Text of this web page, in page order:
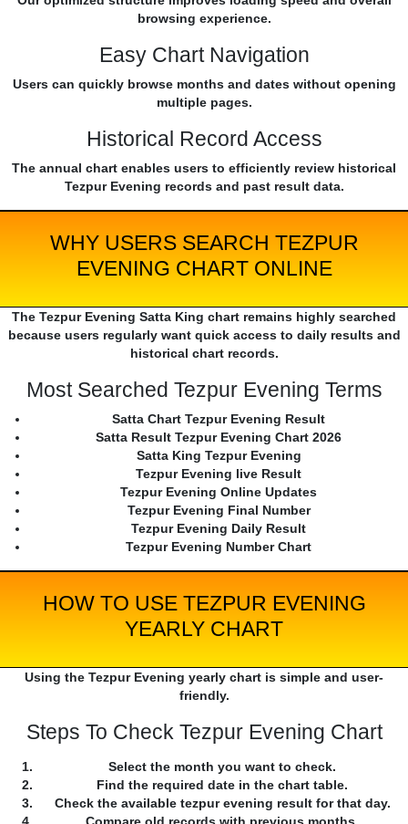
browsing experience.
Easy Chart Navigation
Users can quickly browse months and dates without opening
multiple pages.
Historical Record Access
The annual chart enables users to efficiently review historical
Tezpur Evening records and past result data.
WHY USERS SEARCH TEZPUR
EVENING CHART ONLINE
The Tezpur Evening Satta King chart remains highly searched
because users regularly want quick access to daily results and
historical chart records.
Most Searched Tezpur Evening Terms
Satta Chart Tezpur Evening Result
Satta Result Tezpur Evening Chart 2026
Satta King Tezpur Evening
Tezpur Evening live Result
Tezpur Evening Online Updates
Tezpur Evening Final Number
Tezpur Evening Daily Result
Tezpur Evening Number Chart
HOW TO USE TEZPUR EVENING
YEARLY CHART
Using the Tezpur Evening yearly chart is simple and user-
friendly.
Steps To Check Tezpur Evening Chart
Select the month you want to check.
Find the required date in the chart table.
Check the available tezpur evening result for that day.